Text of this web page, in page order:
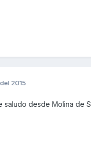
2015
saludo desde Molina de